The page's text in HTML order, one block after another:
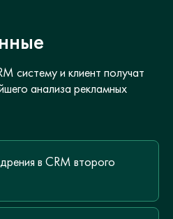
систему и клиент получат
анализа рекламных
в CRM второго